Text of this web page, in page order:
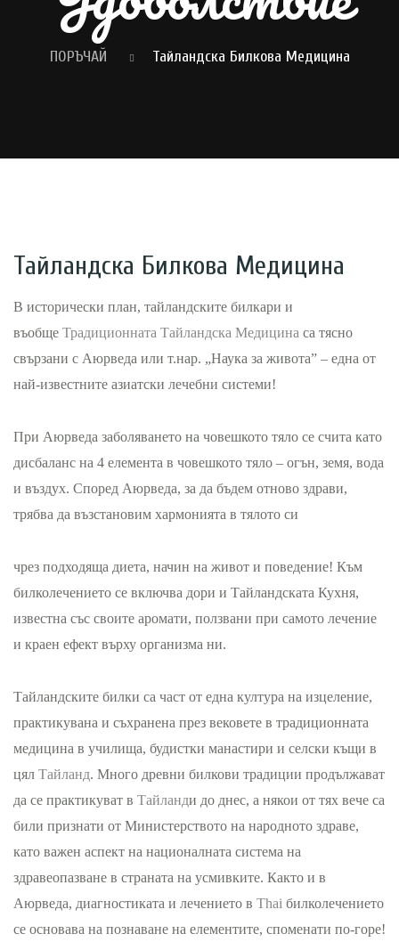
ПОРЪЧАЙ Тайландска Билкова Медицина
Тайландска Билкова Медицина
В исторически план, тайландските билкари и
въобще Традиционната Тайландска Медицина са тясно
свързани с Аюрведа или т.нар. „Наука за живота” – една от
най-известните азиатски лечебни системи!
При Аюрведа заболяването на човешкото тяло се счита като
дисбаланс на 4 елемента в човешкото тяло – огън, земя, вода
и въздух. Според Аюрведа, за да бъдем отново здрави,
трябва да възстановим хармонията в тялото си
чрез подходяща диета, начин на живот и поведение! Към
билколечението се включва дори и Тайландската Кухня,
известна със своите аромати, ползвани при самото лечение
и краен ефект върху организма ни.
Тайландските билки са част от една култура на изцеление,
практикувана и съхранена през вековете в традиционната
медицина в училища, будистки манастири и селски къщи в
цял Тайланд. Много древни билкови традиции продължават
да се практикуват в Тайланди до днес, а някои от тях вече са
били признати от Министерството на народното здраве,
като важен аспект на националната система на
здравеопазване в страната на усмивките. Както и в
Аюрведа, диагностиката и лечението в Thai билколечението
се основава на познаване на елементите, споменати по-горе!